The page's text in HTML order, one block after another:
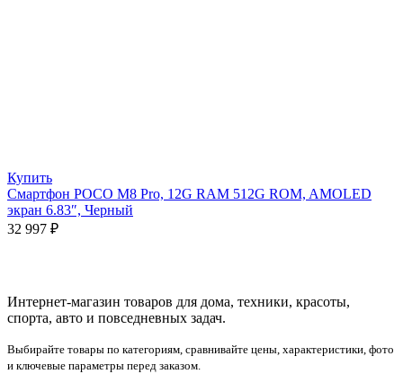
Купить
Смартфон POCO M8 Pro, 12G RAM 512G ROM, AMOLED
экран 6.83″, Черный
32 997 ₽
Интернет-магазин товаров для дома, техники, красоты,
спорта, авто и повседневных задач.
Выбирайте товары по категориям, сравнивайте цены, характеристики, фото
и ключевые параметры перед заказом.